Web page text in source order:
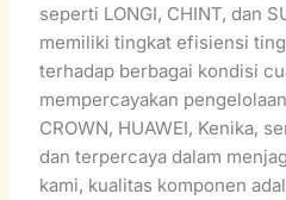
seperti LONGI, CHINT, dan
memiliki tingkat efisiensi
terhadap berbagai kondisi
mempercayakan
CROWN, HUAWEI, Kenika,
dan terpercaya dalam
kami, kualitas komponen